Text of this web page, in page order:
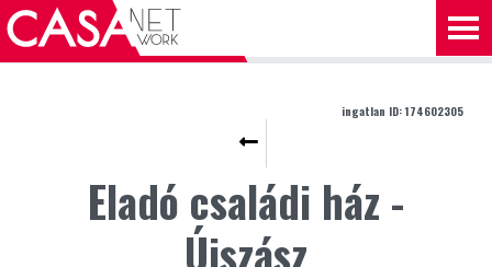
Eladó családi ház -
Újszász
ingatlan ID: 174602305